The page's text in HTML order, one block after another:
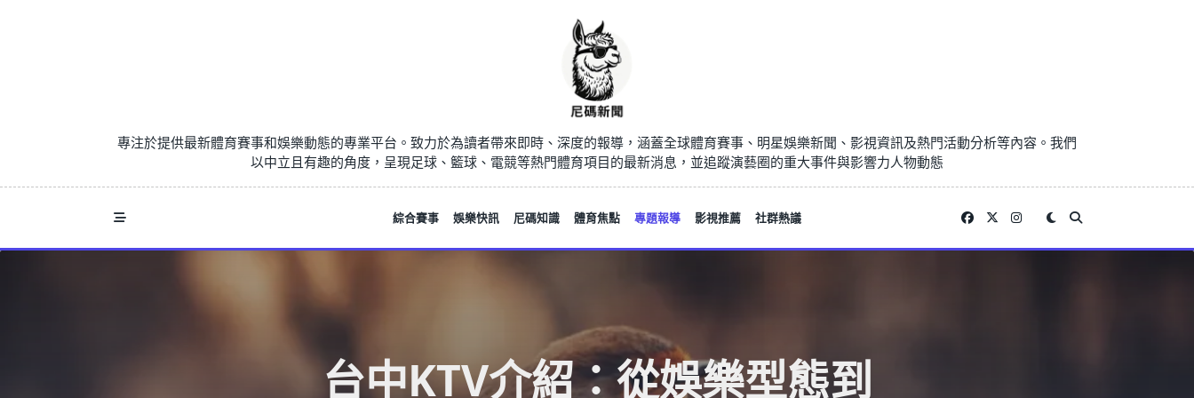
專注於提供最新體育賽事和娛樂動態的專業平台。致力於為讀者帶來即時、深度的報導，涵蓋全球體育賽事、明星娛樂新聞、影視資訊及熱門活動分析等內容。我們
以中立且有趣的角度，呈現足球、籃球、電競等熱門體育項目的最新消息，並追蹤演藝圈的重大事件與影響力人物動態
綜合賽事 娛樂快訊 尼碼知識 體育焦點 專題報導 影視推薦 社群熱議
台中KTV介紹：從娛樂型態到